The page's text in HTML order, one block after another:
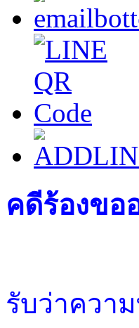
คดีร้องขอ
รับว่าควา